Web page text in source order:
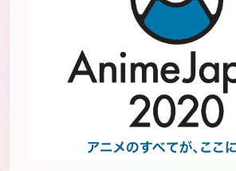
Schedule
Goods